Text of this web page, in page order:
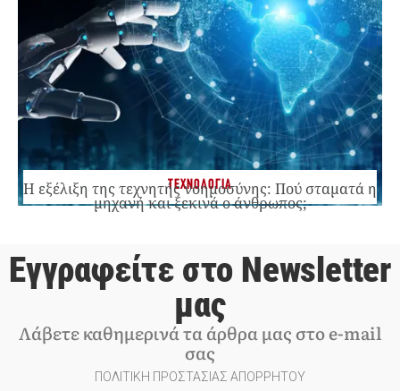
ΤΕΧΝΟΛΟΓΙΑ
Η εξέλιξη της τεχνητής νοημοσύνης: Πού σταματά η
μηχανή και ξεκινά ο άνθρωπος;
Εγγραφείτε στο Newsletter
μας
Λάβετε καθημερινά τα άρθρα μας στο e-mail
σας
ΠΟΛΙΤΙΚΗ ΠΡΟΣΤΑΣΙΑΣ ΑΠΟΡΡΗΤΟΥ